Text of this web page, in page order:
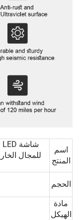
اسم
المنتج
الحجم
مادة
الهيكل